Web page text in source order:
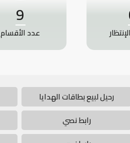
9
عدد الأقسام
رحيل لبيع بطاقات الهدايا
رابط نصي